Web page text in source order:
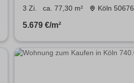
direkt vom Eigentümer
3 Zi. ca. 77,30 m² Köln 50676
5.679 €/m²